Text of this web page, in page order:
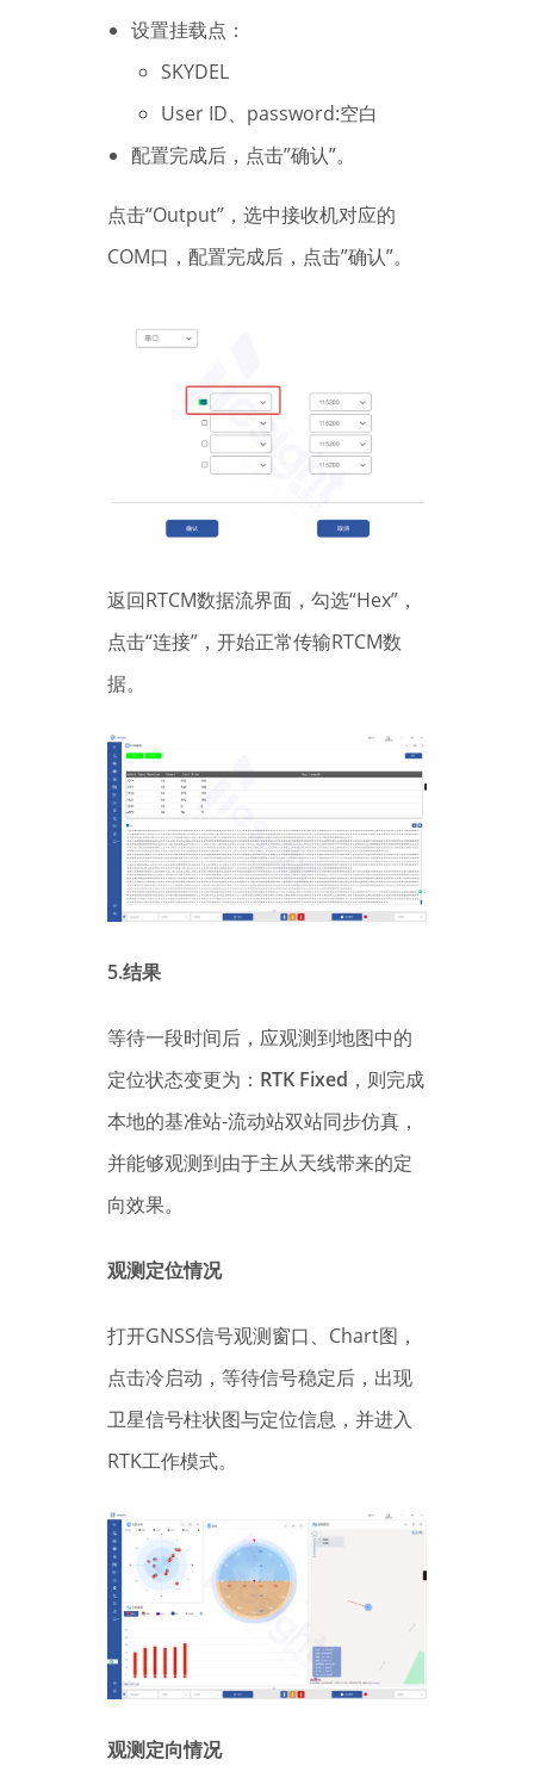
设置挂载点：
SKYDEL
User ID、password:空白
配置完成后，点击”确认”。
点击“Output”，选中接收机对应的
COM口，配置完成后，点击”确认”。
返回RTCM数据流界面，勾选“Hex”，
点击“连接”，开始正常传输RTCM数
据。
5.结果
等待一段时间后，应观测到地图中的
定位状态变更为： RTK Fixed ，则完成
本地的基准站-流动站双站同步仿真，
并能够观测到由于主从天线带来的定
向效果。
观测定位情况
打开GNSS信号观测窗口、Chart图，
点击冷启动，等待信号稳定后，出现
卫星信号柱状图与定位信息，并进入
RTK工作模式。
观测定向情况